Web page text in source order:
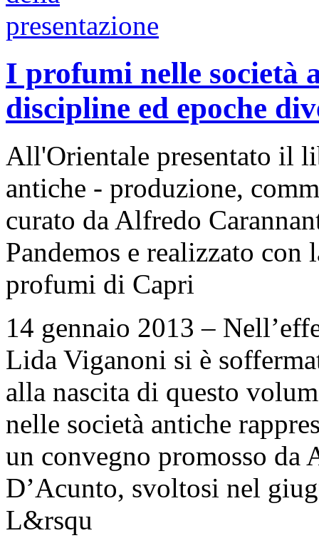
I profumi nelle società
discipline ed epoche
All'Orientale presentato il
antiche - produzione,
curato da Alfredo
Pandemos e realizzato
profumi di Capri
14 gennaio 2013 –
Lida Viganoni si è
alla nascita di questo
nelle società antiche
un convegno promosso da
D’Acunto, svoltosi nel
L&rsqu